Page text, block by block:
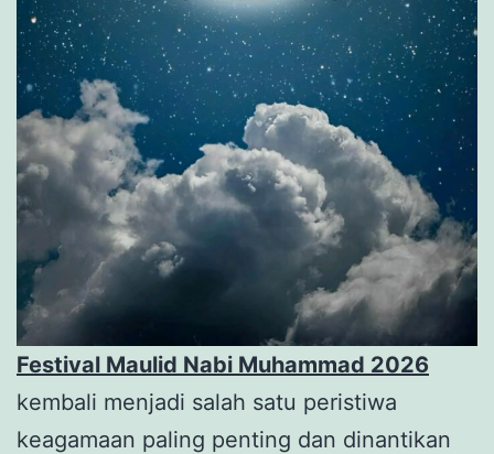
Festival Maulid Nabi Muhammad 2026
kembali menjadi salah satu peristiwa
keagamaan paling penting dan dinantikan